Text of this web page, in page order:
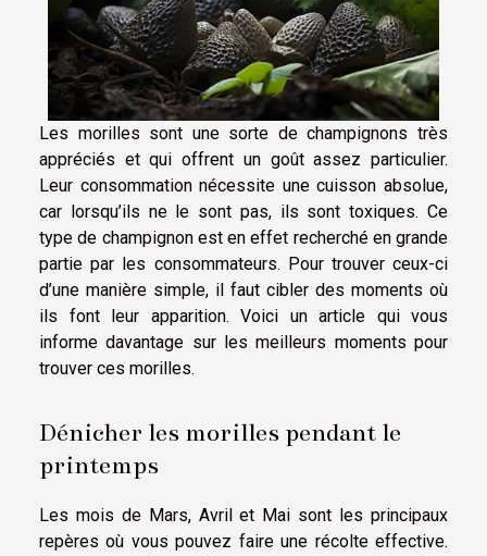
Les morilles sont une sorte de champignons très
appréciés et qui offrent un goût assez particulier.
Leur consommation nécessite une cuisson absolue,
car lorsqu’ils ne le sont pas, ils sont toxiques. Ce
type de champignon est en effet recherché en grande
partie par les consommateurs. Pour trouver ceux-ci
d’une manière simple, il faut cibler des moments où
ils font leur apparition. Voici un article qui vous
informe davantage sur les meilleurs moments pour
trouver ces morilles.
Dénicher les morilles pendant le
printemps
Les mois de Mars, Avril et Mai sont les principaux
repères où vous pouvez faire une récolte effective.